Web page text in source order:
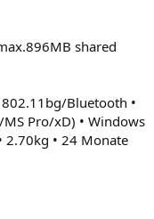
shared
Bluetooth •
Pro/xD) • Windows
2.70kg • 24 Monate